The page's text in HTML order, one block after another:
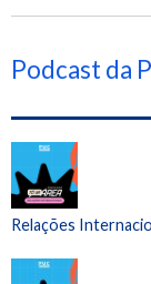
Podcast da
Relações